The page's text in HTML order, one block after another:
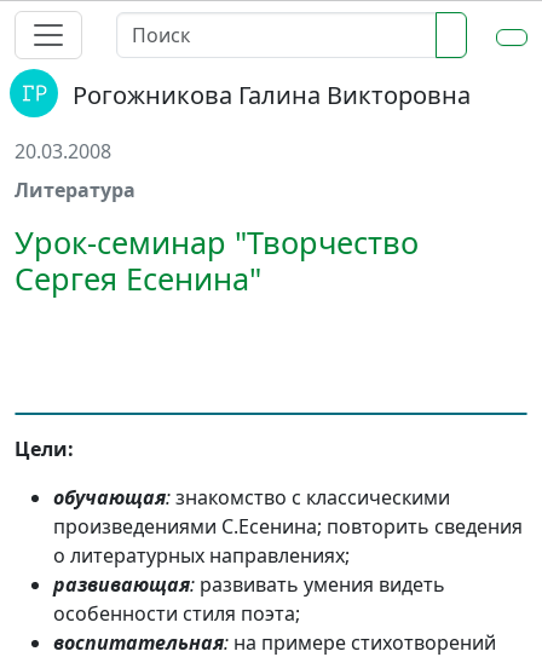
Рогожникова Галина Викторовна
20.03.2008
Литература
Урок-семинар "Творчество
Сергея Есенина"
Цели:
обучающая:знакомство с классическими
произведениями С.Есенина; повторить сведения
о литературных направлениях;
развивающая: развивать умения видеть
особенности стиля поэта;
воспитательная: на примере стихотворений